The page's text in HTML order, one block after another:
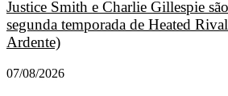
Justice Smith e Charlie Gillespie
segunda temporada de Heated
Ardente)
07/08/2026